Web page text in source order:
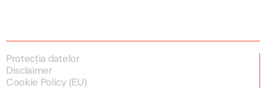
Protecția datelor
Disclaimer
Cookie Policy (EU)